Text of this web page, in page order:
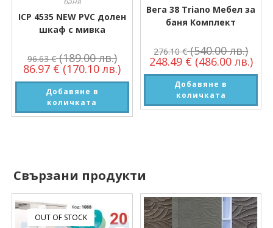
ICP 4535 NEW PVC долен
шкаф с мивка
96.63€ (189.00 лв.)
86.97 € (170.10 лв.)
Добавяне в
количката
Вега 38 Triano Мебел за
баня Комплект
276.10€ (540.00 лв.)
248.49 € (486.00 лв.)
Добавяне в
количката
Свързани продукти
OUT OF STOCK